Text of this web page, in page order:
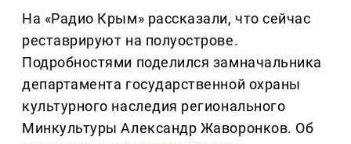
На «Радио Крым» рассказали, что сейчас
реставрируют на полуострове.
Подробностями поделился замначальника
департамента государственной охраны
культурного наследия регионального
Минкультуры Александр Жаворонков. Об